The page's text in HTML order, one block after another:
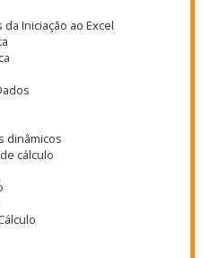
Iniciação ao Excel
dinâmicos
cálculo